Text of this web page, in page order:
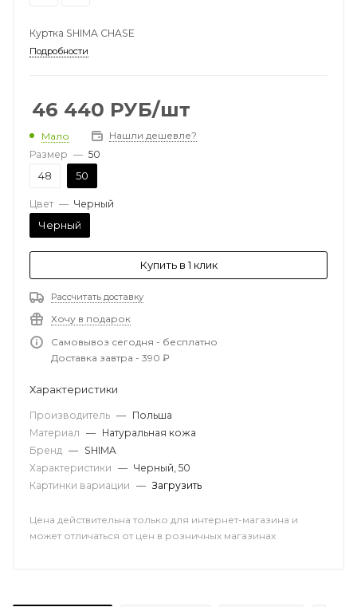
Куртка SHIMA CHASE
Подробности
46 440 РУБ/шт
Мало
Нашли дешевле?
Размер — 50
48 50
Цвет — Черный
Черный
Купить в 1 клик
Рассчитать доставку
Хочу в подарок
Самовывоз сегодня - бесплатно
Доставка завтра - 390 ₽
Характеристики
Производитель — Польша
Материал — Натуральная кожа
Бренд — SHIMA
Характеристики — Черный, 50
Картинки вариации — Загрузить
Цена действительна только для интернет-магазина и
может отличаться от цен в розничных магазинах